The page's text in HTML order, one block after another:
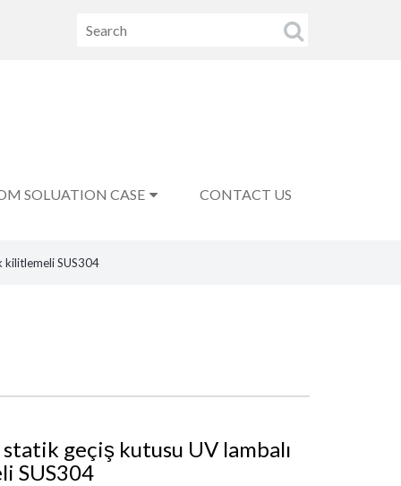
SOLUATION CASE CONTACT US
kilitlemeli SUS304
geçiş kutusu UV lambalı
SUS304